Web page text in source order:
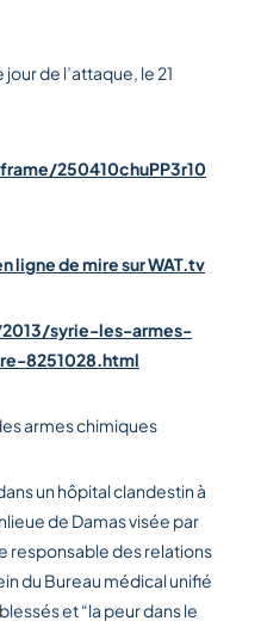
de l’attaque, le 21
250410chuPP3r10
ligne de mire sur WAT.tv
syrie-les-armes-
8251028.html
armes chimiques
un hôpital clandestin à
de Damas visée par
responsable des relations
du Bureau médical unifié
et “la peur dans le